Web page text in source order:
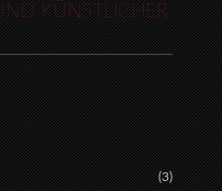
KÜNSTLICHER
(3)